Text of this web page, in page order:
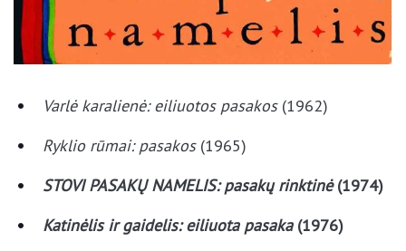
Ryklio rūmai: pasakos(1965)
STOVI PASAKŲ NAMELIS: pasakų rinktinė
(1974)
Katinėlis ir gaidelis: eiliuota pasaka(1976)